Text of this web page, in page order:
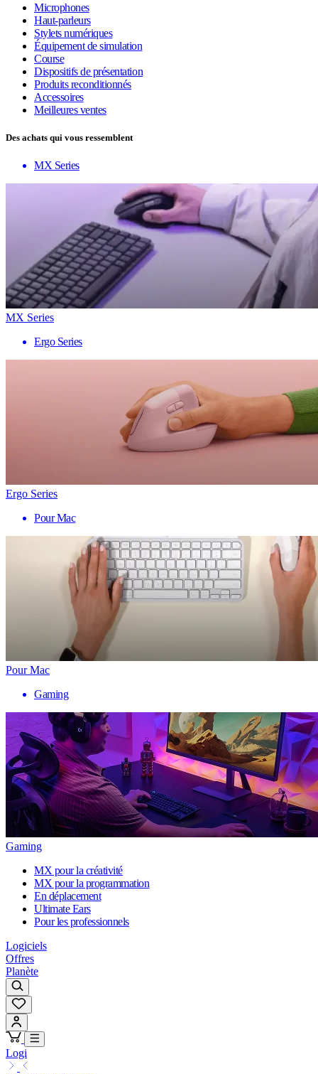
Microphones
Haut-parleurs
Stylets numériques
Équipement de simulation
Course
Dispositifs de présentation
Produits reconditionnés
Accessoires
Meilleures ventes
Des achats qui vous ressemblent
MX Series
MX Series
Ergo Series
Ergo Series
Pour Mac
Pour Mac
Gaming
Gaming
MX pour la créativité
MX pour la programmation
En déplacement
Ultimate Ears
Pour les professionnels
Logiciels
Offres
Planète
Logi